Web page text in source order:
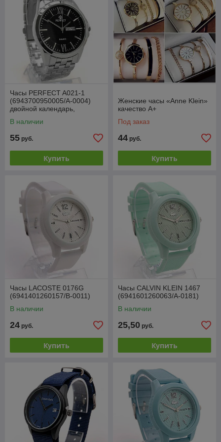
Часы PERFECT A021-1
(6943700950005/A-0004)
двойной календарь,
В наличии
55 руб.
Купить
Женские часы «Anne Klein»
качество А+
Под заказ
44 руб.
Купить
Часы LACOSTE 0176G
(6941401260157/B-0011)
В наличии
24 руб.
Купить
Часы CALVIN KLEIN 1467
(6941601260063/A-0181)
В наличии
25,50 руб.
Купить